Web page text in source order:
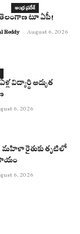
ఆంధ్ర ప్రదేశ్
తెలంగాణ టూ ఏపీ!
Reddy - August 6, 2026
విద్యార్థి అద్భుత
6, 2026
మహిళా రైతుకు తృటిలో
6, 2026